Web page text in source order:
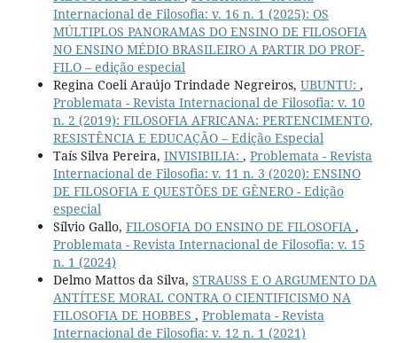
Internacional de Filosofia: v. 16 n. 1 (2025): OS
MÚLTIPLOS PANORAMAS DO ENSINO DE FILOSOFIA
NO ENSINO MÉDIO BRASILEIRO A PARTIR DO PROF-
FILO – edição especial
Regina Coeli Araújo Trindade Negreiros, UBUNTU: ,
Problemata - Revista Internacional de Filosofia: v. 10
n. 2 (2019): FILOSOFIA AFRICANA: PERTENCIMENTO,
RESISTÊNCIA E EDUCAÇÃO – Edição Especial
Taís Silva Pereira, INVISIBILIA: , Problemata - Revista
Internacional de Filosofia: v. 11 n. 3 (2020): ENSINO
DE FILOSOFIA E QUESTÕES DE GÊNERO - Edição
especial
Sílvio Gallo, FILOSOFIA DO ENSINO DE FILOSOFIA ,
Problemata - Revista Internacional de Filosofia: v. 15
n. 1 (2024)
Delmo Mattos da Silva, STRAUSS E O ARGUMENTO DA
ANTÍTESE MORAL CONTRA O CIENTIFICISMO NA
FILOSOFIA DE HOBBES , Problemata - Revista
Internacional de Filosofia: v. 12 n. 1 (2021)